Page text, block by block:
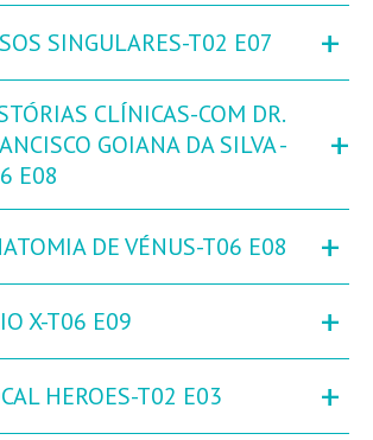
SINGULARES-T02 E07 +
CLÍNICAS-COM DR.
GOIANA DA SILVA -
E08
+
DE VÉNUS-T06 E08 +
X-T06 E09 +
HEROES-T02 E03 +